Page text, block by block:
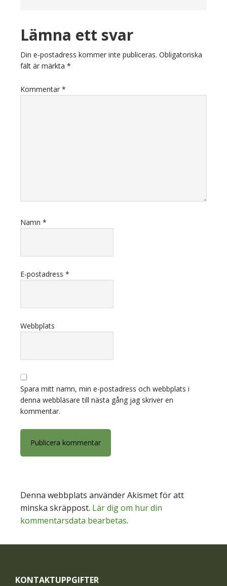
Läsarkommentarer
Lämna ett svar
Din e-postadress kommer inte publiceras. Obligatoriska
fält är märkta *
Kommentar *
Namn *
E-postadress *
Webbplats
Spara mitt namn, min e-postadress och webbplats i
denna webbläsare till nästa gång jag skriver en
kommentar.
Denna webbplats använder Akismet för att
minska skräppost. Lär dig om hur din
kommentarsdata bearbetas.
KONTAKTUPPGIFTER